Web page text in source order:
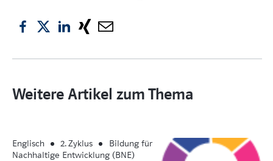
Weitere Artikel zum Thema
Englisch 2. Zyklus
Bildung für
Nachhaltige Entwicklung (BNE)